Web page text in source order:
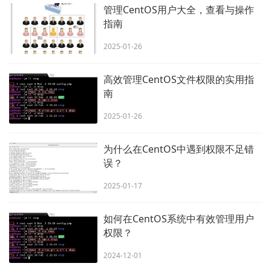
管理CentOS用户大全，查看与操作
指南
2025-01-26
高效管理CentOS文件权限的实用指
南
2025-01-26
为什么在CentOS中遇到权限不足错
误？
2025-01-17
如何在CentOS系统中有效管理用户
权限？
2024-12-01